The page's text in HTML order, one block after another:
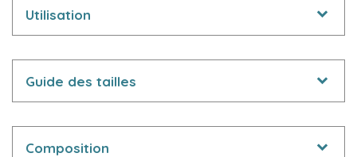
Utilisation
Guide des tailles
Composition